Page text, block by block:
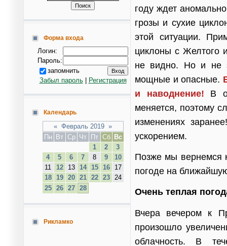
Форма входа
Логин:
Пароль:
запомнить
Забыл пароль| Регистрация
Календарь
« Февраль 2019 »
Пн
Вт Ср Чт Пт Сб
Вс
1
2
3
4
5 6 7 8 9
10
11
12 13 14 15 16
17
18
19 20 21 22 23
24
25
26 27 28
Рикламко
году ждет
грозы и сухие
этой ситуации.
циклоны с Желтого
не видно. Но и не
мощные и опасные.
и наводнение! В
меняется, поэтому
изменениях
ускорением.
Позже мы вернемся
погоде на
Очень теплая
Вчера вечером к
произошло
облачность. В